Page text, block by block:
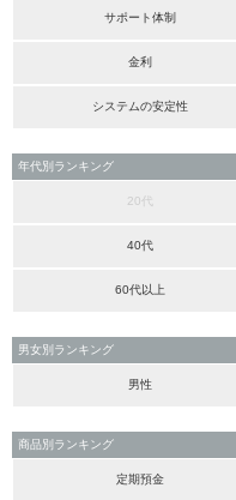
サポート体制
金利
システムの安定性
年代別ランキング
20代
40代
60代以上
男女別ランキング
男性
商品別ランキング
定期預金